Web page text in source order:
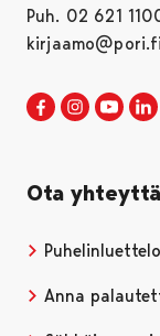
Puh. 02 621
kirjaamo@pori.fi
Porin
Avautuu
Porin
Avautuu
Ota yhteyttä
Puhelinluettelo
Anna